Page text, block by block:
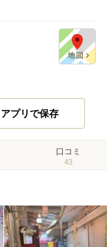
アプリで保存
口コミ
43